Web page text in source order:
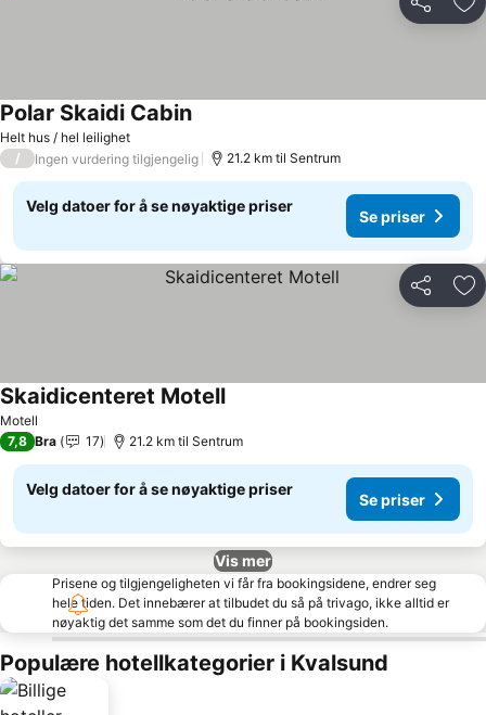
Del
Helt hus / hel leilighet
Polar Skaidi Cabin
/ Ingen vurdering tilgjengelig 21.2 km til Sentrum
Velg datoer for å se nøyaktige priser
Se priser
Del
Motell
Skaidicenteret Motell
7,8 Bra 17 21.2 km til Sentrum
Velg datoer for å se nøyaktige priser
Se priser
Vis mer
Prisene og tilgjengeligheten vi får fra bookingsidene, endrer seg
hele tiden. Det innebærer at tilbudet du så på trivago, ikke alltid er
nøyaktig det samme som det du finner på bookingsiden.
Populære hotellkategorier i Kvalsund